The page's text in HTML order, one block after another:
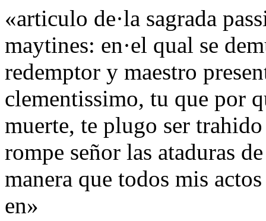
«articulo de·la sagrada
maytines: en·el qual se
redemptor y maestro
clementissimo, tu que por
muerte, te plugo ser
rompe señor las ataduras
manera que todos mis
en»